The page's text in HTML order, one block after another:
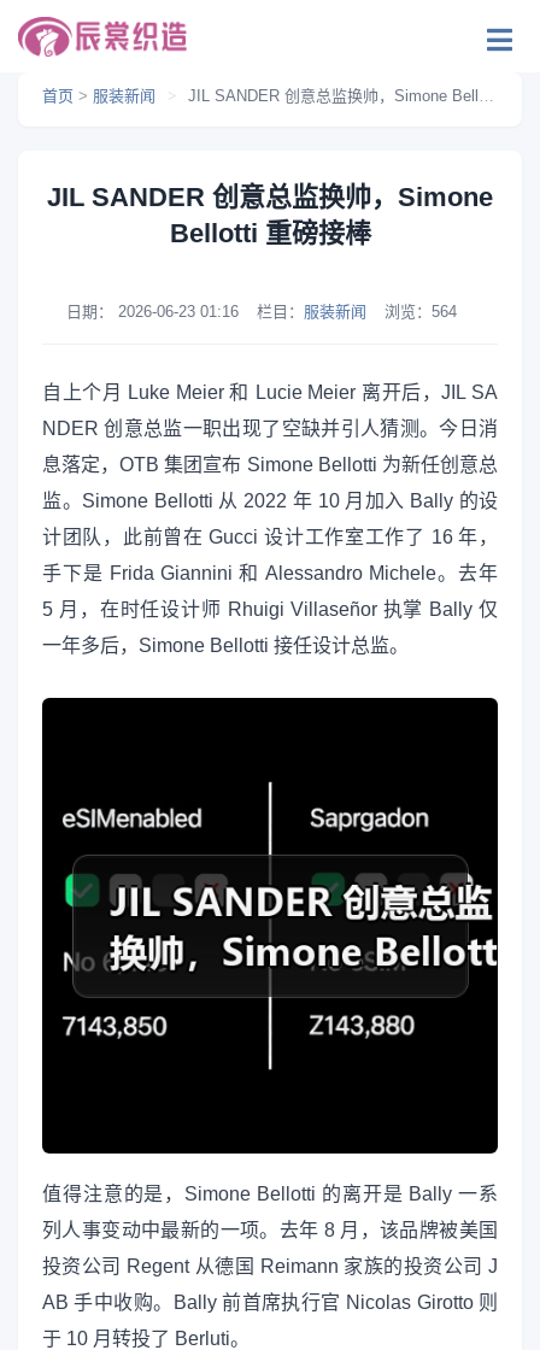
首页 > 服装新闻 > JIL SANDER 创意总监换帅，Simone Bellotti 重磅接棒
JIL SANDER 创意总监换帅，Simone
Bellotti 重磅接棒
日期： 2026-06-23 01:16 栏目： 服装新闻 浏览： 564
自上个月 Luke Meier 和 Lucie Meier 离开后，JIL SA
NDER 创意总监一职出现了空缺并引人猜测。今日消
息落定，OTB 集团宣布 Simone Bellotti 为新任创意总
监。Simone Bellotti 从 2022 年 10 月加入 Bally 的设
计团队，此前曾在 Gucci 设计工作室工作了 16 年，
手下是 Frida Giannini 和 Alessandro Michele。去年
5 月，在时任设计师 Rhuigi Villaseñor 执掌 Bally 仅
一年多后，Simone Bellotti 接任设计总监。
值得注意的是，Simone Bellotti 的离开是 Bally 一系
列人事变动中最新的一项。去年 8 月，该品牌被美国
投资公司 Regent 从德国 Reimann 家族的投资公司 J
AB 手中收购。Bally 前首席执行官 Nicolas Girotto 则
于 10 月转投了 Berluti。